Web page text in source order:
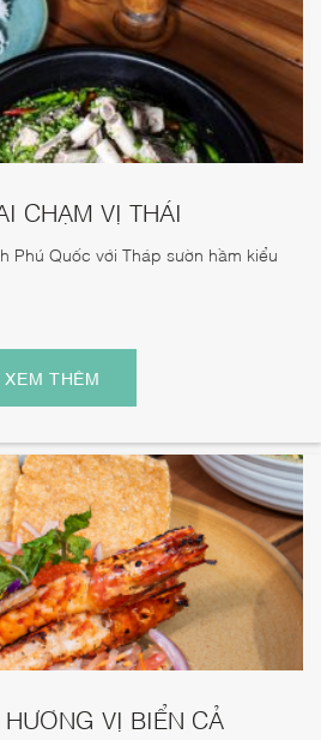
CHẠM VỊ THÁI
Phú Quốc với Tháp sườn hầm kiểu
XEM THÊM
HƯƠNG VỊ BIỂN CẢ